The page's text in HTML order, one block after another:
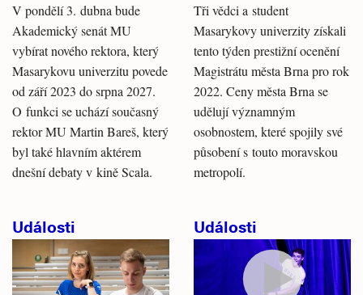
V pondělí 3. dubna bude
Akademický senát MU
vybírat nového rektora, který
Masarykovu univerzitu povede
od září 2023 do srpna 2027.
O funkci se uchází současný
rektor MU Martin Bareš, který
byl také hlavním aktérem
dnešní debaty v kině Scala.
Tři vědci a student
Masarykovy univerzity získali
tento týden prestižní ocenění
Magistrátu města Brna pro rok
2022. Ceny města Brna se
udělují významným
osobnostem, které spojily své
působení s touto moravskou
metropolí.
Události Události